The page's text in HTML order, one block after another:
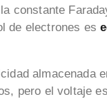
constante
de electrones es
almacenada
pero el voltaje